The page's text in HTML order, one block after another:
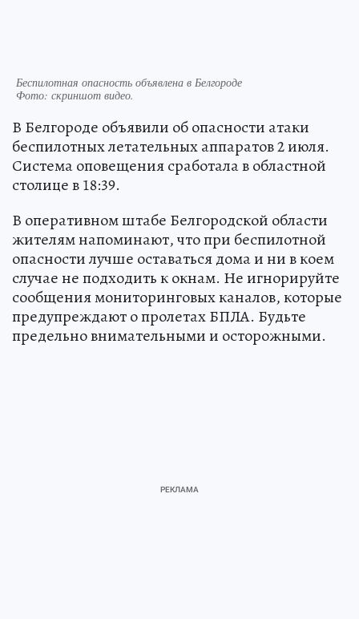
Беспилотная опасность объявлена в Белгороде
Фото: скриншот видео.
В Белгороде объявили об опасности атаки
беспилотных летательных аппаратов 2 июля.
Система оповещения сработала в областной
столице в 18:39.
В оперативном штабе Белгородской области
жителям напоминают, что при беспилотной
опасности лучше оставаться дома и ни в коем
случае не подходить к окнам. Не игнорируйте
сообщения мониторинговых каналов, которые
предупреждают о пролетах БПЛА. Будьте
предельно внимательными и осторожными.